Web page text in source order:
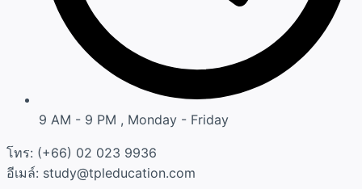
9 AM - 9 PM , Monday - Friday
โทร: (+66) 02 023 9936
อีเมล์: study@tpleducation.com